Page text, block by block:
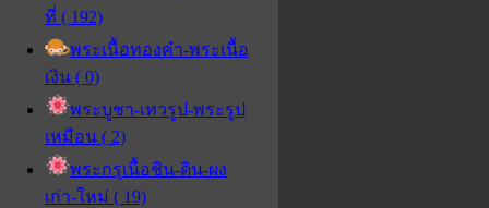
ที่ ( 192)
พระเนื้อทองคำ-พระเนื้อ
เงิน ( 0)
พระบูชา-เทวรูป-พระรูป
เหมือน ( 2)
พระกรุเนื้อชิน-ดิน-ผง
เก่า-ใหม่ ( 19)